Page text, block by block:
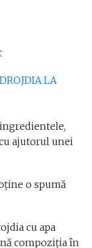
LA
ajutorul unei
o spumă
cu apa
compoziția în